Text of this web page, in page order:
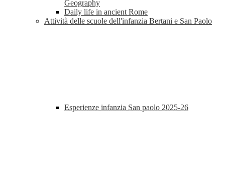
Geography
Daily life in ancient Rome
Attività delle scuole dell'infanzia Bertani e San Paolo
Esperienze infanzia San paolo 2025-26